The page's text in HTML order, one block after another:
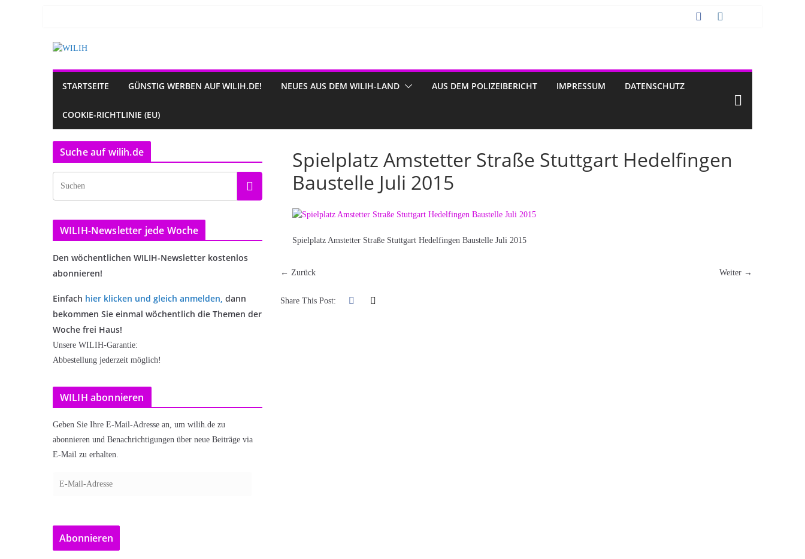
STARTSEITE GÜNSTIG WERBEN AUF WILIH.DE! NEUES AUS DEM WILIH-LAND AUS DEM POLIZEIBERICHT IMPRESSUM DATENSCHUTZ
COOKIE-RICHTLINIE (EU)
Spielplatz Amstetter Straße Stuttgart Hedelfingen
Baustelle Juli 2015
Spielplatz Amstetter Straße Stuttgart Hedelfingen Baustelle Juli 2015
← Zurück Weiter →
Share This Post:
Suche auf wilih.de
WILIH-Newsletter jede Woche
Den wöchentlichen WILIH-Newsletter kostenlos
abonnieren!
Einfach hier klicken und gleich anmelden, dann
bekommen Sie einmal wöchentlich die Themen der
Woche frei Haus!
Unsere WILIH-Garantie:
Abbestellung jederzeit möglich!
WILIH abonnieren
Geben Sie Ihre E-Mail-Adresse an, um wilih.de zu
abonnieren und Benachrichtigungen über neue Beiträge via
E-Mail zu erhalten.
a
l
Abonnieren